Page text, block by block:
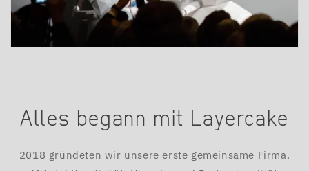
Alles begann mit Layercake
2018 gründeten wir unsere erste gemeinsame Firma.